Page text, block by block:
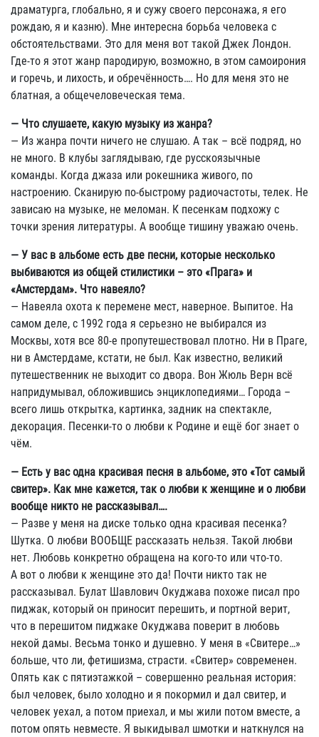
драматурга, глобально, я и сужу своего персонажа, я его
рождаю, я и казню). Мне интересна борьба человека с
обстоятельствами. Это для меня вот такой Джек Лондон.
Где-то я этот жанр пародирую, возможно, в этом самоирония
и горечь, и лихость, и обречённость…. Но для меня это не
блатная, а общечеловеческая тема.
— Что слушаете, какую музыку из жанра?
— Из жанра почти ничего не слушаю. А так – всё подряд, но
не много. В клубы заглядываю, где русскоязычные
команды. Когда джаза или рокешника живого, по
настроению. Сканирую по-быстрому радиочастоты, телек. Не
зависаю на музыке, не меломан. К песенкам подхожу с
точки зрения литературы. А вообще тишину уважаю очень.
— У вас в альбоме есть две песни, которые несколько
выбиваются из общей стилистики – это «Прага» и
«Амстердам». Что навеяло?
— Навеяла охота к перемене мест, наверное. Выпитое. На
самом деле, с 1992 года я серьезно не выбирался из
Москвы, хотя все 80-е пропутешествовал плотно. Ни в Праге,
ни в Амстердаме, кстати, не был. Как известно, великий
путешественник не выходит со двора. Вон Жюль Верн всё
напридумывал, обложившись энциклопедиями… Города –
всего лишь открытка, картинка, задник на спектакле,
декорация. Песенки-то о любви к Родине и ещё бог знает о
чём.
— Есть у вас одна красивая песня в альбоме, это «Тот самый
свитер». Как мне кажется, так о любви к женщине и о любви
вообще никто не рассказывал….
— Разве у меня на диске только одна красивая песенка?
Шутка. О любви ВООБЩЕ рассказать нельзя. Такой любви
нет. Любовь конкретно обращена на кого-то или что-то.
А вот о любви к женщине это да! Почти никто так не
рассказывал. Булат Шавлович Окуджава похоже писал про
пиджак, который он приносит перешить, и портной верит,
что в перешитом пиджаке Окуджава поверит в любовь
некой дамы. Весьма тонко и душевно. У меня в «Свитере…»
больше, что ли, фетишизма, страсти. «Свитер» современен.
Опять как с пятиэтажкой – совершенно реальная история:
был человек, было холодно и я покормил и дал свитер, и
человек уехал, а потом приехал, и мы жили потом вместе, а
потом опять невместе. Я выкидывал шмотки и наткнулся на